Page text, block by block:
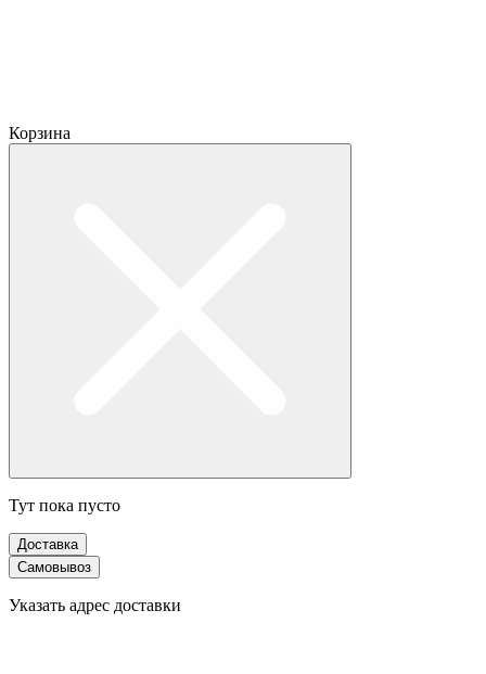
Корзина
Тут пока пусто
Доставка
Самовывоз
Указать адрес доставки